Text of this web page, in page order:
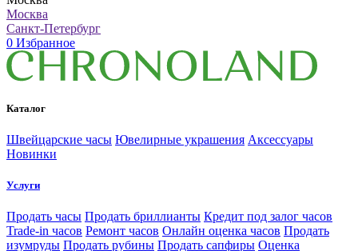
Москва
Санкт-Петербург
0 Избранное
Каталог
Швейцарские часы Ювелирные украшения Аксессуары
Новинки
Услуги
Продать часы Продать бриллианты Кредит под залог часов
Trade-in часов Ремонт часов Онлайн оценка часов Продать
изумруды Продать рубины Продать сапфиры Оценка